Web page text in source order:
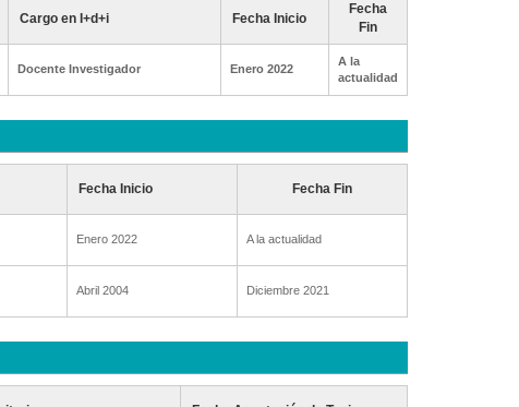
Cargo en I+d+i Fecha Inicio
Fecha
Fin
Docente Investigador Enero 2022
A la
actualidad
Fecha Inicio Fecha Fin
Enero 2022 A la actualidad
Abril 2004 Diciembre 2021